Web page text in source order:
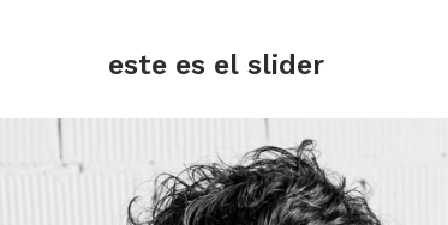
este es el slider